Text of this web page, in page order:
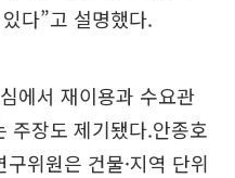
다”고 설명했다.
에서 재이용과 수요관
주장도 제기됐다.안종호
위원은 건물·지역 단위